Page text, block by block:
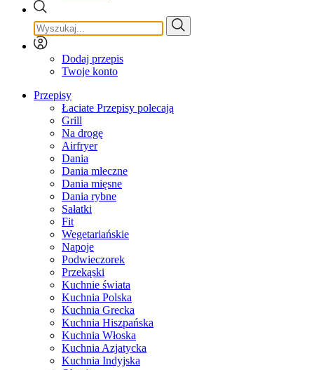
Dodaj przepis
Twoje konto
Przepisy
Łaciate Przepisy polecają
Grill
Na drogę
Airfryer
Dania
Dania mleczne
Dania mięsne
Dania rybne
Sałatki
Fit
Wegetariańskie
Napoje
Podwieczorek
Przekąski
Kuchnie świata
Kuchnia Polska
Kuchnia Grecka
Kuchnia Hiszpańska
Kuchnia Włoska
Kuchnia Azjatycka
Kuchnia Indyjska